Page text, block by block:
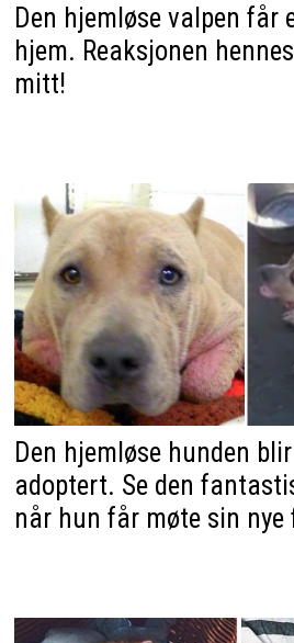
Den hjemløse valpen får
hjem. Reaksjonen
mitt!
Den hjemløse hunden
adoptert. Se den
når hun får møte sin nye